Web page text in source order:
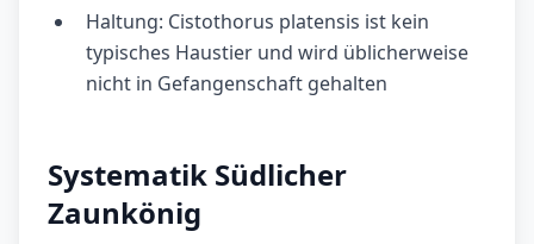
Haltung: Cistothorus platensis ist kein
typisches Haustier und wird üblicherweise
nicht in Gefangenschaft gehalten
Systematik Südlicher
Zaunkönig